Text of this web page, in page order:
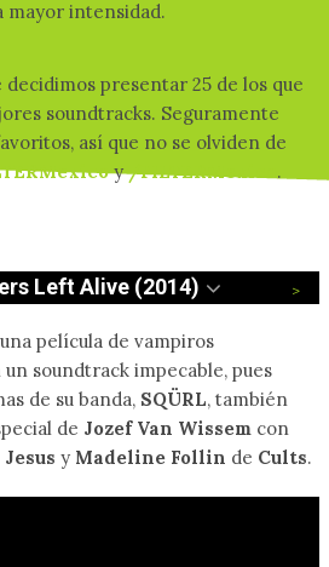
mayor intensidad.
decidimos presentar 25 de los que
soundtracks. Seguramente
así que no se olviden de
y/FILTERMexico .
Left Alive (2014)
película de vampiros
soundtrack impecable, pues
de su banda, SQÜRL, también
de Jozef Van Wissem con
y Madeline Follin de Cults.